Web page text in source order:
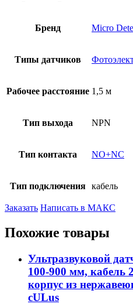
Бренд Micro
Типы датчиков
Рабочее расстояние 1,5 м
Тип выхода NPN
Тип контакта NO+NC
Тип подключения кабель
Заказать Написать в МАКС
Похожие товары
Ультразвуковой
100-900 мм, кабель
корпус из
cULus